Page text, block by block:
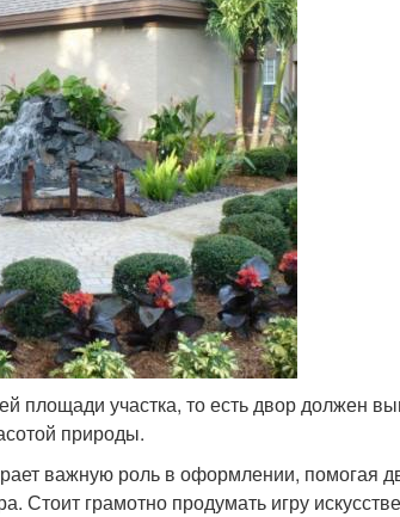
площади участка, то есть двор должен
природы.
важную роль в оформлении, помогая
Стоит грамотно продумать игру